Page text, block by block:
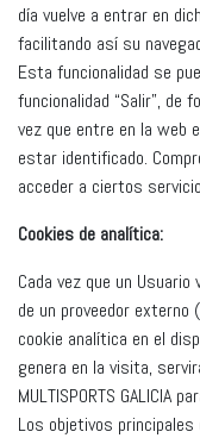
día vuelve a entrar en
facilitando así su
Esta funcionalidad se
funcionalidad “Salir”, de
vez que entre en la web
estar identificado.
acceder a ciertos
Cookies de analítica:
Cada vez que un
de un proveedor externo
cookie analítica en el
genera en la visita,
MULTISPORTS GALICIA
Los objetivos